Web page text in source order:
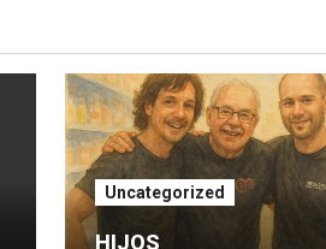
Uncategorized
HIJOS